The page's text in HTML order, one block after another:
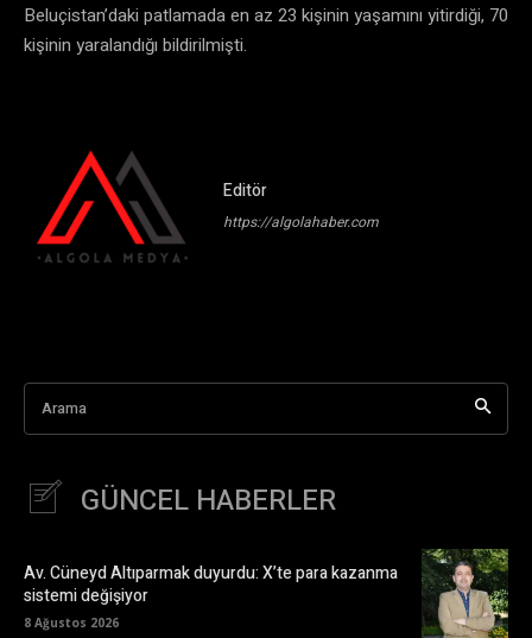
Beluçistan’daki patlamada en az 23 kişinin yaşamını yitirdiği, 70
kişinin yaralandığı bildirilmişti.
Editör
https://algolahaber.com
Arama
GÜNCEL HABERLER
Av. Cüneyd Altıparmak duyurdu: X’te para kazanma
sistemi değişiyor
8 Ağustos 2026